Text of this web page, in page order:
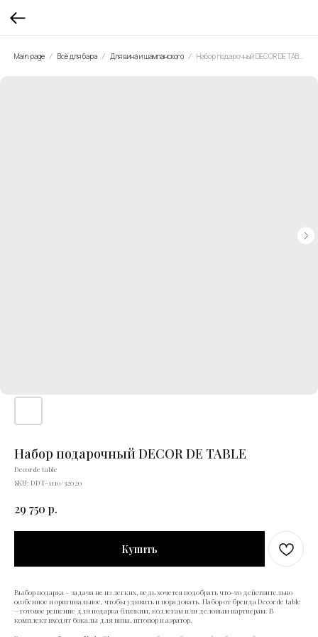
Main page Всё для бара Для вина и шампанского
Набор подарочный DECOR DE TABLE
Decor de table
SKU: DDT-1110/32020
29 750 р.
Купить
Выбор подарка – задача не из легких, ведь хочется подобрать что-то действительно
особенное и оригинальное, чтобы удивить и порадовать. Набор от бренда Decor de table
– готовое решение для подарка близким, коллегам или деловым партнерам. В
комплект входят бокалы для вина, штопор и аэратор.